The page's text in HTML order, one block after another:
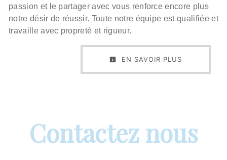
passion et le partager avec vous renforce encore plus
notre désir de réussir. Toute notre équipe est qualifiée et
travaille avec propreté et rigueur.
EN SAVOIR PLUS
Contactez nous